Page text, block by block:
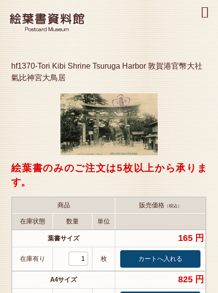
hf1370-Tori Kibi Shrine Tsuruga Harbor 敦賀港官幣大社
氣比神宮大鳥居
絵葉書のみのご注文は5枚以上から承りま
す。
商品 販売価格（税込）
在庫状態 数量 単位
葉書サイズ 165 円
在庫有り 枚
A4サイズ 825 円